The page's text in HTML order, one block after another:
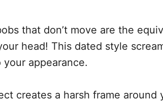
that don’t move are the
head! This dated style
appearance.
creates a harsh frame around